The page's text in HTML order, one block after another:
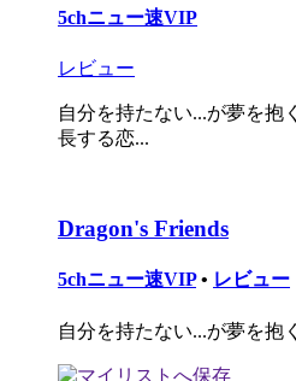
5chニュー速VIP
レビュー
自分を持たない...が夢を抱
長する恋...
Dragon's Friends
5chニュー速VIP • レビュー
自分を持たない...が夢を抱